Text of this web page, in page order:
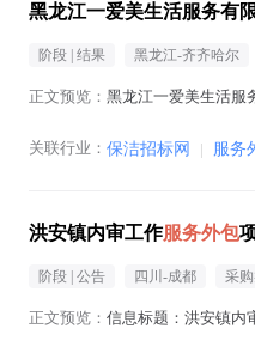
黑龙江一爱美生活服务有
阶段 | 结果 黑龙江-齐齐哈尔
正文预览： 黑龙江一爱美生活服
关联行业： 保洁招标网 | 服务
洪安镇内审工作服务外包
阶段 | 公告 四川-成都 采购
正文预览： 信息标题：洪安镇内